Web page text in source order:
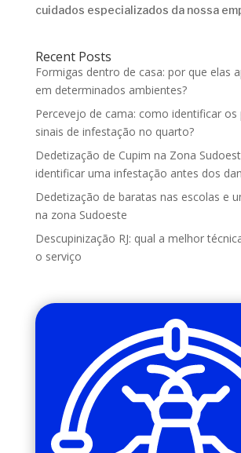
cuidados especializados da nossa
Recent Posts
Formigas dentro de casa: por que elas
em determinados ambientes?
Percevejo de cama: como identificar os
sinais de infestação no quarto?
Dedetização de Cupim na Zona
identificar uma infestação antes dos
Dedetização de baratas nas escolas e
na zona Sudoeste
Descupinização RJ: qual a melhor
o serviço